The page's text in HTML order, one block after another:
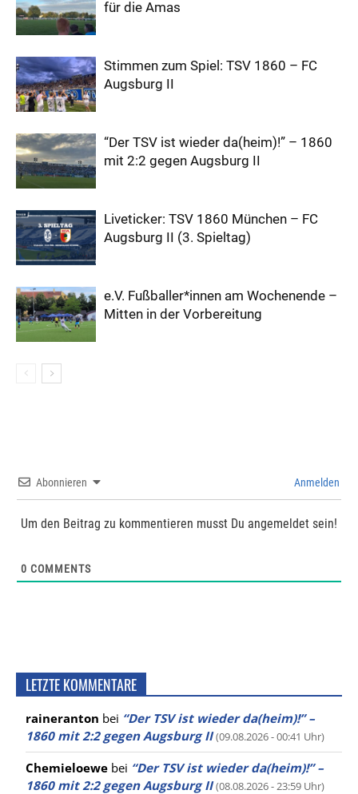
für die Amas
Stimmen zum Spiel: TSV 1860 – FC
Augsburg II
“Der TSV ist wieder da(heim)!” – 1860
mit 2:2 gegen Augsburg II
Liveticker: TSV 1860 München – FC
Augsburg II (3. Spieltag)
e.V. Fußballer*innen am Wochenende –
Mitten in der Vorbereitung
Abonnieren Anmelden
Um den Beitrag zu kommentieren musst Du angemeldet sein!
0 COMMENTS
LETZTE KOMMENTARE
raineranton bei “Der TSV ist wieder da(heim)!” –
1860 mit 2:2 gegen Augsburg II (09.08.2026 - 00:41 Uhr)
Chemieloewe bei “Der TSV ist wieder da(heim)!” –
1860 mit 2:2 gegen Augsburg II (08.08.2026 - 23:59 Uhr)